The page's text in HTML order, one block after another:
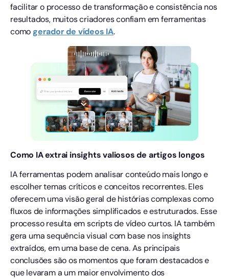
facilitar o processo de transformação e consistência nos
resultados, muitos criadores confiam em ferramentas
como gerador de vídeos IA.
Como IA extrai insights valiosos de artigos longos
IA ferramentas podem analisar conteúdo mais longo e
escolher temas críticos e conceitos recorrentes. Eles
oferecem uma visão geral de histórias complexas como
fluxos de informações simplificados e estruturados. Esse
processo resulta em scripts de vídeo curtos. IA também
gera uma sequência visual com base nos insights
extraídos, em uma base de cena. As principais
conclusões são os momentos que foram destacados e
que levaram a um maior envolvimento dos